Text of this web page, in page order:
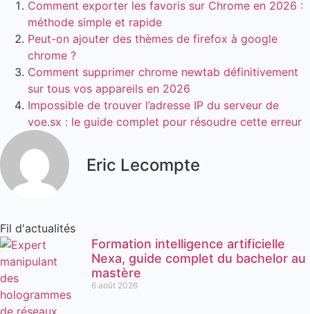
Comment exporter les favoris sur Chrome en 2026 :
méthode simple et rapide
Peut-on ajouter des thèmes de firefox à google
chrome ?
Comment supprimer chrome newtab définitivement
sur tous vos appareils en 2026
Impossible de trouver l’adresse IP du serveur de
voe.sx : le guide complet pour résoudre cette erreur
Eric Lecompte
Fil d'actualités
Formation intelligence artificielle
Nexa, guide complet du bachelor au
mastère
6 août 2026